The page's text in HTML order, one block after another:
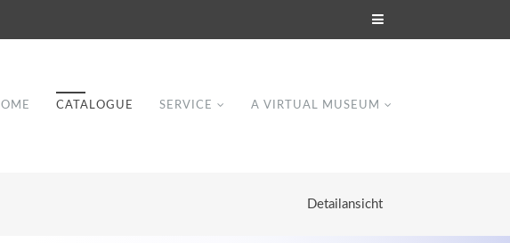
CATALOGUE SERVICE A VIRTUAL MUSEUM
Detailansicht